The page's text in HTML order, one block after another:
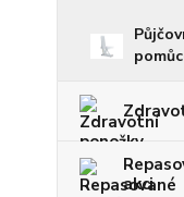
akci